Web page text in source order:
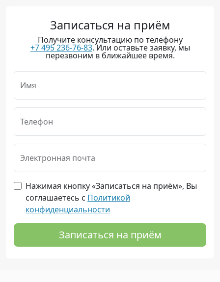
Записаться на приём
Получите консультацию по телефону
+7 495 236-76-83. Или оставьте заявку, мы
перезвоним в ближайшее время.
Имя
Телефон
Электронная почта
Нажимая кнопку «Записаться на приём», Вы
соглашаетесь с Политикой
конфиденциальности
Записаться на приём